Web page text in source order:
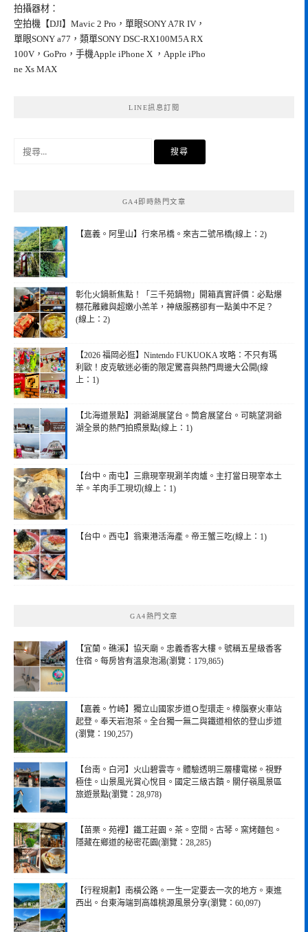
拍攝器材：
空拍機【DJI】Mavic 2 Pro，單眼SONY A7R IV，
單眼SONY a77，類單SONY DSC-RX100M5A RX
100V，GoPro，手機Apple iPhone X ，Apple iPho
ne Xs MAX
LINE訊息訂閱
GA4即時熱門文章
【嘉義。阿里山】行來吊橋。來吉二號吊橋(線上：2)
彰化火鍋新焦點！「三千苑鍋物」開箱真實評價：必點爆
棚花雕雞與超嫩小羔羊，神級服務卻有一點美中不足？
(線上：2)
【2026 福岡必逛】Nintendo FUKUOKA 攻略：不只有瑪
利歐！皮克敏迷必衝的限定驚喜與熱門周邊大公開(線
上：1)
【北海道景點】洞爺湖展望台。筒倉展望台。可眺望洞爺
湖全景的熱門拍照景點(線上：1)
【台中。南屯】三鼎現宰現涮羊肉爐。主打當日現宰本土
羊。羊肉手工現切(線上：1)
【台中。西屯】翁東港活海產。帝王蟹三吃(線上：1)
GA4熱門文章
【宜蘭。礁溪】協天廟。忠義香客大樓。號稱五星級香客
住宿。每房皆有溫泉泡湯(瀏覽：179,865)
【嘉義。竹崎】獨立山國家步道Ｏ型環走。樟腦寮火車站
起登。奉天岩泡茶。全台獨一無二與鐵道相依的登山步道
(瀏覽：190,257)
【台南。白河】火山碧雲寺。體驗透明三層樓電梯。視野
極佳。山景風光賞心悅目。國定三級古蹟。關仔嶺風景區
旅遊景點(瀏覽：28,978)
【苗栗。苑裡】鐵工莊園。茶。空間。古琴。窯烤麵包。
隱藏在鄉道的秘密花園(瀏覽：28,285)
【行程規劃】南橫公路。一生一定要去一次的地方。東進
西出。台東海端到高雄桃源風景分享(瀏覽：60,097)